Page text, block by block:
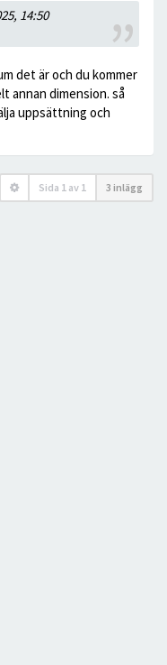
14:50
det är och du kommer
annan dimension. så
uppsättning och
Sida 1 av 1 3 inlägg